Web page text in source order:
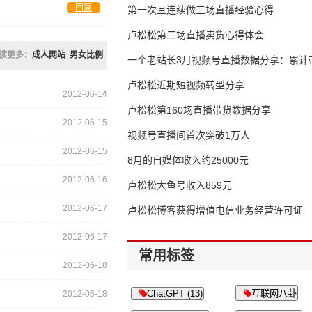
回复
更多： 成人网站 男女比例
2012-06-14
2012-06-15
2012-06-15
2012-06-16
2012-06-17
2012-06-17
2012-06-18
2012-06-18
第一次且连续做三场直播经验心得
卢松松第二场直播卖货心得体会
一个老站长3月视频号直播数据分享：累计
65万
卢松松近期短视频转型分享
卢松松第160场直播带货数据分享
视频号直播间首次突破1万人
8月的自媒体收入约25000元
卢松松大鱼号收入859元
卢松松博客获得增值电信业务经营许可证
常用标签
ChatGPT (13) 互联网八卦